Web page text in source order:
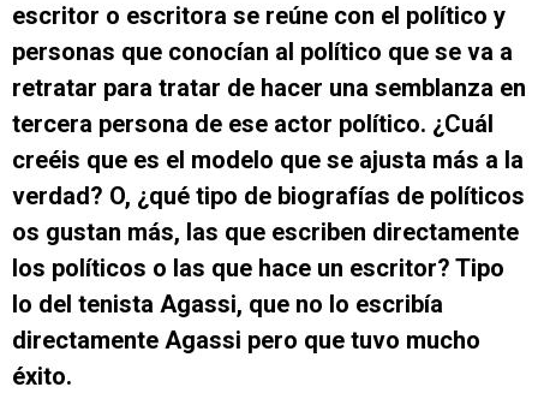
escritor o escritora se reúne con el político y
personas que conocían al político que se va a
retratar para tratar de hacer una semblanza en
tercera persona de ese actor político. ¿Cuál
creéis que es el modelo que se ajusta más a la
verdad? O, ¿qué tipo de biografías de políticos
os gustan más, las que escriben directamente
los políticos o las que hace un escritor? Tipo
lo del tenista Agassi, que no lo escribía
directamente Agassi pero que tuvo mucho
éxito.